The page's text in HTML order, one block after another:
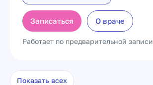
Записаться О враче
Работает по предварительной записи
Показать всех